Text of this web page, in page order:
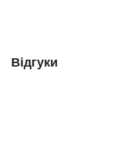
Відгуки